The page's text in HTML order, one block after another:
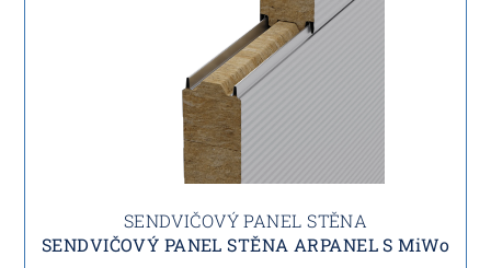
SENDVIČOVÝ PANEL STĚNA
SENDVIČOVÝ PANEL STĚNA ARPANEL S MiWo